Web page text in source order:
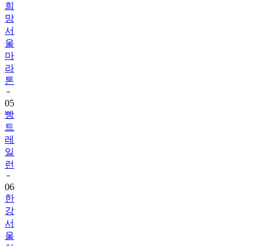
희
망
서
울
마
라
톤
05
빵
트
레
일
런
06
한
강
서
울